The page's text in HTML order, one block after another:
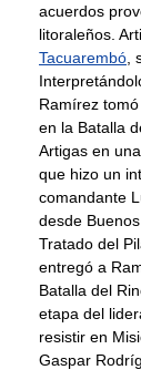
acuerdos
litoraleños.
Tacuarembó
Ramírez
en la Batalla
Artigas en
que hizo un
comandante
desde
Tratado del
entregó a
Batalla del
etapa del
resistir en
Gaspar